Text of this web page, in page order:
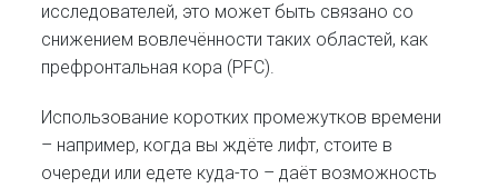
исследователей, это может быть связано со
снижением вовлечённости таких областей, как
префронтальная кора (PFC).
Использование коротких промежутков времени
– например, когда вы ждёте лифт, стоите в
очереди или едете куда-то – даёт возможность